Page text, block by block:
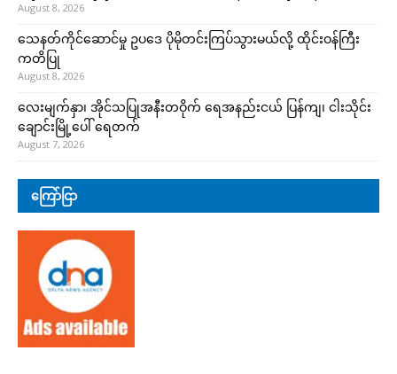
August 8, 2026
သေနတ်ကိုင်ဆောင်မှု ဥပဒေ ပိုမိုတင်းကြပ်သွားမယ်လို့ ထိုင်းဝန်ကြီး
ကတိပြု
August 8, 2026
လေးမျက်နှာ၊ အိုင်သပြုအနီးတဝိုက် ရေအနည်းငယ် ပြန်ကျ၊ ငါးသိုင်း
ချောင်းမြို့ပေါ် ရေတက်
August 7, 2026
ကြော်ငြာ